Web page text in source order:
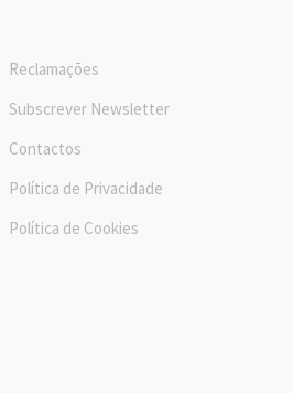
Reclamações
Subscrever Newsletter
Contactos
Política de Privacidade
Política de Cookies